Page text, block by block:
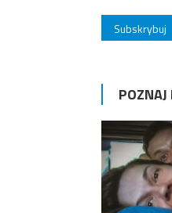
POZNAJ